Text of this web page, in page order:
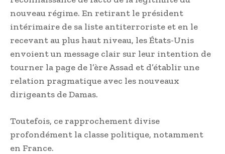
nouveau régime. En retirant le président
intérimaire de sa liste antiterroriste et en le
recevant au plus haut niveau, les États-Unis
envoient un message clair sur leur intention de
tourner la page de l’ère Assad et d’établir une
relation pragmatique avec les nouveaux
dirigeants de Damas.
Toutefois, ce rapprochement divise
profondément la classe politique, notamment
en France.